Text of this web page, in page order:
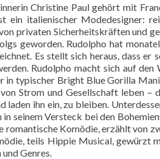
Christine Paul gehört mit
ein italienischer Modedesigner:
privaten Sicherheitskräften und
geworden. Rudolpho hat
Es stellt sich heraus, dass
Rudolpho macht sich auf
in typischer Bright Blue Gorilla
Strom und Gesellschaft leben –
laden ihn ein, zu bleiben.
seinem Versteck bei den
romantische Komödie, erzählt von
teils Hippie Musical, gewürzt
Genres.